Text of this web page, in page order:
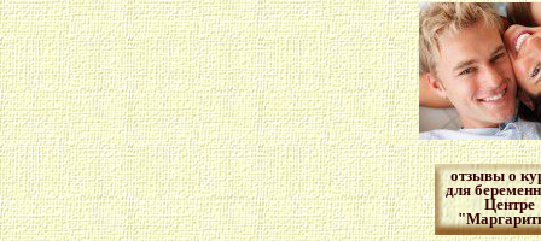
отзывы о
для
Центре